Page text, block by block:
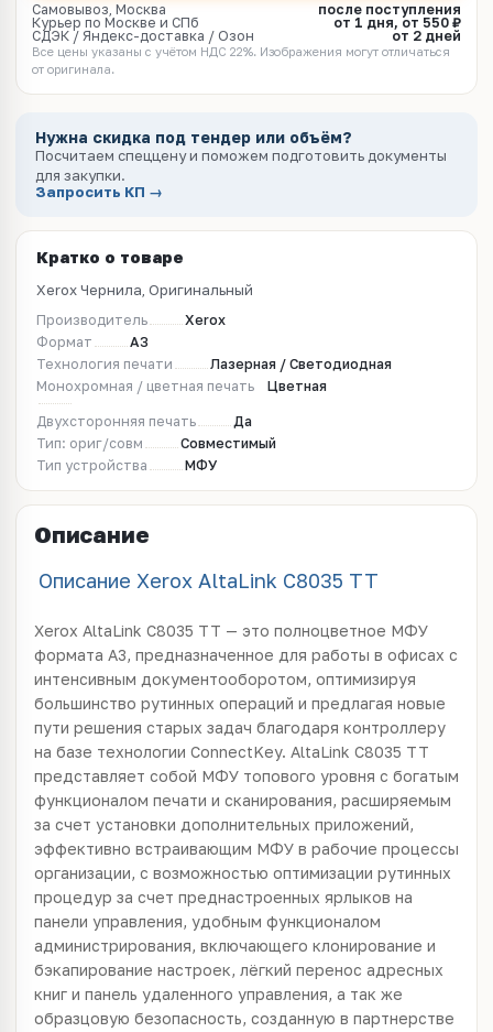
Самовывоз, Москва
после поступления
Курьер по Москве и СПб
от 1 дня, от 550 ₽
СДЭК / Яндекс-доставка / Озон
от 2 дней
Все цены указаны с учётом НДС 22%. Изображения могут отличаться
от оригинала.
Нужна скидка под тендер или объём?
Посчитаем спеццену и поможем подготовить документы
для закупки.
Запросить КП →
Кратко о товаре
Xerox Чернила, Оригинальный
Производитель
Xerox
Формат
A3
Технология печати
Лазерная / Светодиодная
Монохромная / цветная печать
Цветная
Двухсторонняя печать
Да
Тип: ориг/совм
Совместимый
Тип устройства
МФУ
Описание
Описание Xerox AltaLink C8035 TT
Xerox AltaLink C8035 TT — это полноцветное МФУ
формата А3, предназначенное для работы в офисах с
интенсивным документооборотом, оптимизируя
большинство рутинных операций и предлагая новые
пути решения старых задач благодаря контроллеру
на базе технологии ConnectKey. AltaLink C8035 TT
представляет собой МФУ топового уровня с богатым
функционалом печати и сканирования, расширяемым
за счет установки дополнительных приложений,
эффективно встраивающим МФУ в рабочие процессы
организации, с возможностью оптимизации рутинных
процедур за счет преднастроенных ярлыков на
панели управления, удобным функционалом
администрирования, включающего клонирование и
бэкапирование настроек, лёгкий перенос адресных
книг и панель удаленного управления, а так же
образцовую безопасность, созданную в партнерстве